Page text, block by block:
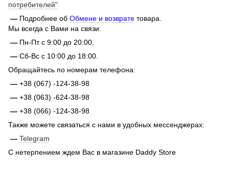
потребителей"
— Подробнее об Обмене и возврате товара.
Мы всегда с Вами на связи:
— Пн-Пт с 9:00 до 20:00,
— Сб-Вс с 10:00 до 18:00.
Обращайтесь по номерам телефона:
— +38 (067) -124-38-98
— +38 (063) -624-38-98
— +38 (066) -124-38-98
Также можете связаться с нами в удобных мессенджерах:
— Telegram
С нетерпением ждем Вас в магазине Daddy Store